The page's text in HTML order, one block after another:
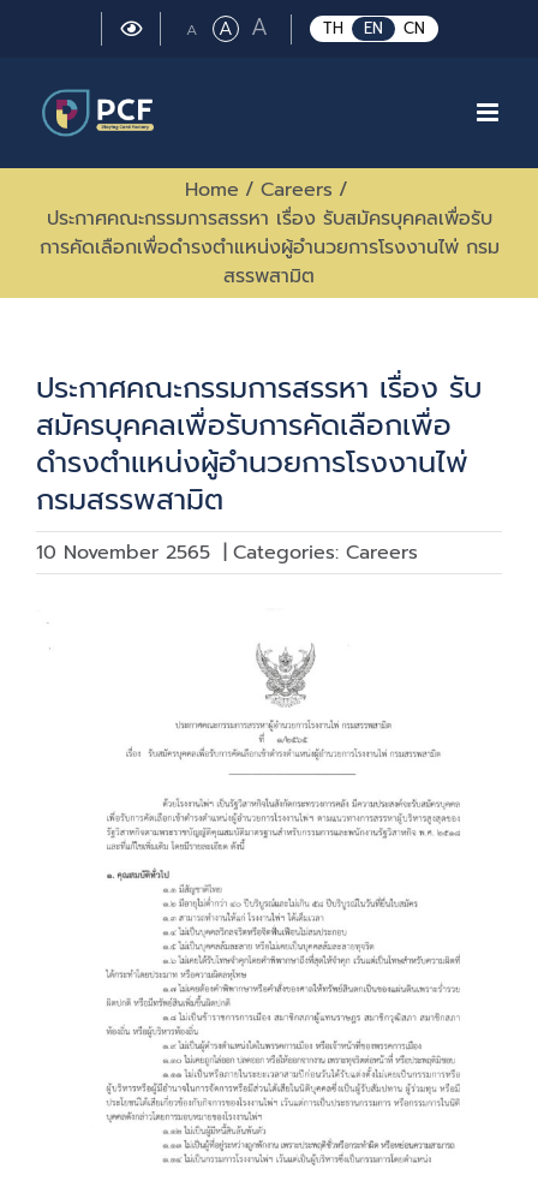
TH EN CN
A Small
ARegular
ALarge
font
Home / Careers /
ประกาศคณะกรรมการสรรหา เรื่อง รับสมัครบุคคลเพื่อรับ
การคัดเลือกเพื่อดำรงตำแหน่งผู้อำนวยการโรงงานไพ่ กรม
สรรพสามิต
ประกาศคณะกรรมการสรรหา เรื่อง รับ
สมัครบุคคลเพื่อรับการคัดเลือกเพื่อ
ดำรงตำแหน่งผู้อำนวยการโรงงานไพ่
กรมสรรพสามิต
10 November 2565 | Categories: Careers